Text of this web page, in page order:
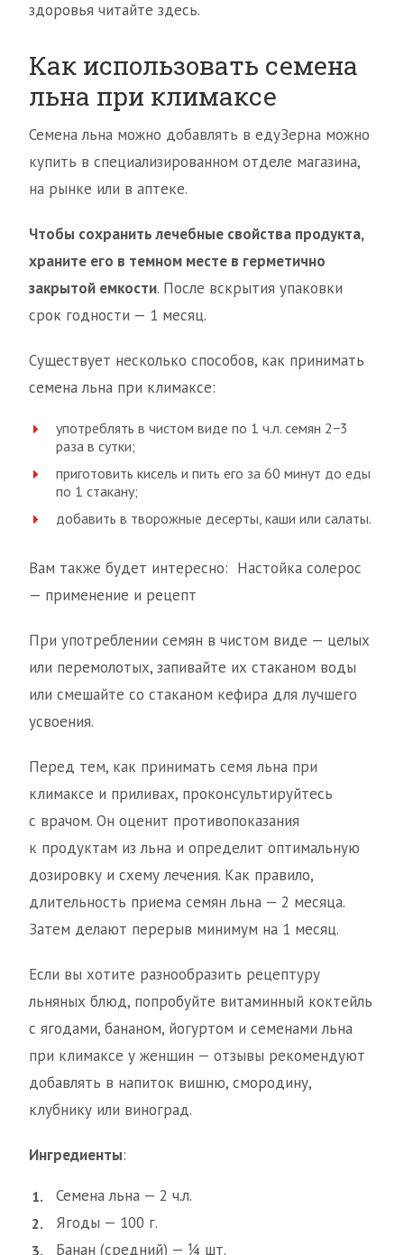
здоровья читайте здесь.
Как использовать семена
льна при климаксе
Семена льна можно добавлять в едуЗерна можно
купить в специализированном отделе магазина,
на рынке или в аптеке.
Чтобы сохранить лечебные свойства продукта,
храните его в темном месте в герметично
закрытой емкости. После вскрытия упаковки
срок годности — 1 месяц.
Существует несколько способов, как принимать
семена льна при климаксе:
употреблять в чистом виде по 1 ч.л. семян 2−3
раза в сутки;
приготовить кисель и пить его за 60 минут до еды
по 1 стакану;
добавить в творожные десерты, каши или салаты.
Вам также будет интересно: Настойка солерос
— применение и рецепт
При употреблении семян в чистом виде — целых
или перемолотых, запивайте их стаканом воды
или смешайте со стаканом кефира для лучшего
усвоения.
Перед тем, как принимать семя льна при
климаксе и приливах, проконсультируйтесь
с врачом. Он оценит противопоказания
к продуктам из льна и определит оптимальную
дозировку и схему лечения. Как правило,
длительность приема семян льна — 2 месяца.
Затем делают перерыв минимум на 1 месяц.
Если вы хотите разнообразить рецептуру
льняных блюд, попробуйте витаминный коктейль
с ягодами, бананом, йогуртом и семенами льна
при климаксе у женщин — отзывы рекомендуют
добавлять в напиток вишню, смородину,
клубнику или виноград.
Ингредиенты:
Семена льна — 2 ч.л.
Ягоды — 100 г.
Банан (средний) — ¼ шт.